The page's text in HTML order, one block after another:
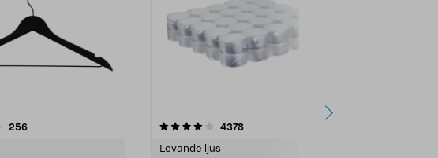
256recensioner
4.0av 5 stjärnor 4378recensioner
Levande ljus
4.5av 5 stjärnor